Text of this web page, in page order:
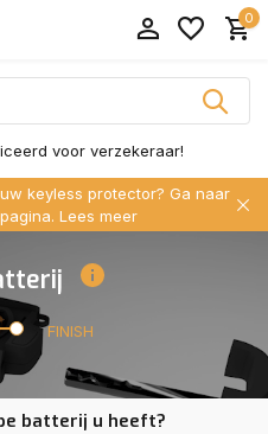
0
voor verzekeraar!
keyless protector? Ga naar
Lees meer
FINISH
batterij u heeft?